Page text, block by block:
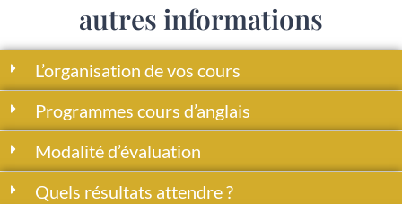
autres informations
L’organisation de vos cours
Programmes cours d’anglais
Modalité d’évaluation
Quels résultats attendre ?